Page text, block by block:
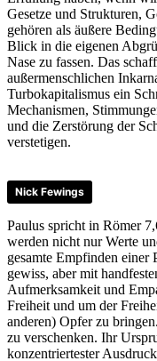
Gesetze und Strukturen,
gehören als äußere
Blick in die eigenen
Nase zu fassen. Das
außermenschlichen
Turbokapitalismus ein
Mechanismen,
und die Zerstörung der
verstetigen.
Nick Fewings
Paulus spricht in Römer
werden nicht nur Werte
gesamte Empfinden einer
gewiss, aber mit
Aufmerksamkeit und
Freiheit und um der
anderen) Opfer zu
zu verschenken. Ihr
konzentriertester